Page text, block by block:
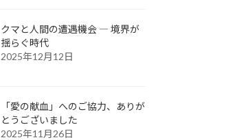
クマと人間の遭遇機会 ― 境界が
揺らぐ時代
2025年12月12日
「愛の献血」へのご協力、ありが
とうございました
2025年11月26日